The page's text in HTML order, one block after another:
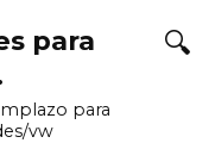
para
para
vw